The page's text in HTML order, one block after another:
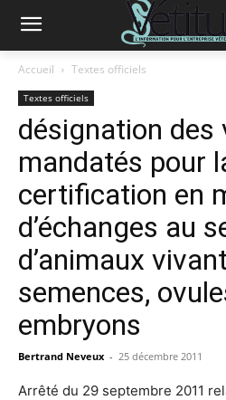
Accueil Textes officiels
Textes officiels
désignation des
mandatés pour
certification en
d’échanges au
d’animaux
semences,
embryons
Bertrand Neveux - 25 décembre 2011
Arrêté du 29 septembre 2011